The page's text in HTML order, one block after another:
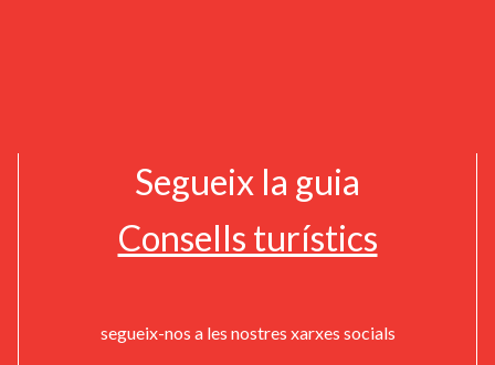
Segueix la guia
Consells turístics
segueix-nos a les nostres xarxes socials